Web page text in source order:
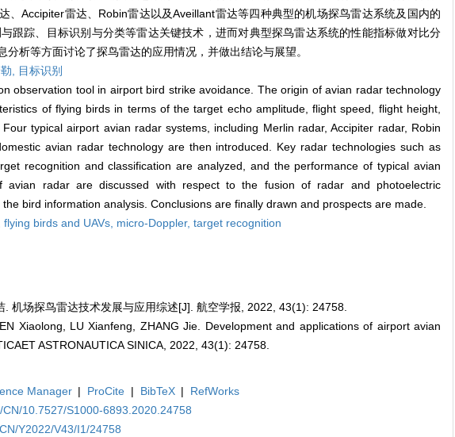
Accipiter雷达、Robin雷达以及Aveillant雷达等四种典型的机场探鸟雷达系统及国内的
跟踪、目标识别与分类等雷达关键技术，进而对典型探鸟雷达系统的性能指标做对比分
析等方面讨论了探鸟雷达的应用情况，并做出结论与展望。
, 目标识别
observation tool in airport bird strike avoidance. The origin of avian radar technology
of flying birds in terms of the target echo amplitude, flight speed, flight height,
typical airport avian radar systems, including Merlin radar, Accipiter radar, Robin
avian radar technology are then introduced. Key radar technologies such as
recognition and classification are analyzed, and the performance of typical avian
avian radar are discussed with respect to the fusion of radar and photoelectric
bird information analysis. Conclusions are finally drawn and prospects are made.
flying birds and UAVs, micro-Doppler, target recognition
. 机场探鸟雷达技术发展与应用综述[J]. 航空学报, 2022, 43(1): 24758.
Xiaolong, LU Xianfeng, ZHANG Jie. Development and applications of airport avian
ASTRONAUTICA SINICA, 2022, 43(1): 24758.
Manager | ProCite | BibTeX |
RefWorks
10.7527/S1000-6893.2020.24758
Y2022/V43/I1/24758